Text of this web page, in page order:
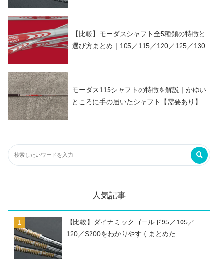
【比較】モーダスシャフト全5種類の特徴と
選び方まとめ｜105／115／120／125／130
モーダス115シャフトの特徴を解説｜かゆい
ところに手の届いたシャフト【需要あり】
人気記事
【比較】ダイナミックゴールド95／105／
120／S200をわかりやすくまとめた